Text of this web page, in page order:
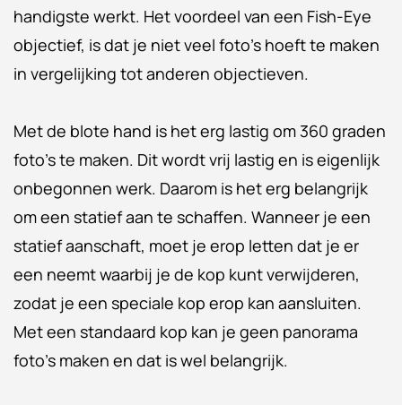
handigste werkt. Het voordeel van een Fish-Eye
objectief, is dat je niet veel foto's hoeft te maken
in vergelijking tot anderen objectieven.
Met de blote hand is het erg lastig om 360 graden
foto's te maken. Dit wordt vrij lastig en is eigenlijk
onbegonnen werk. Daarom is het erg belangrijk
om een statief aan te schaffen. Wanneer je een
statief aanschaft, moet je erop letten dat je er
een neemt waarbij je de kop kunt verwijderen,
zodat je een speciale kop erop kan aansluiten.
Met een standaard kop kan je geen panorama
foto's maken en dat is wel belangrijk.